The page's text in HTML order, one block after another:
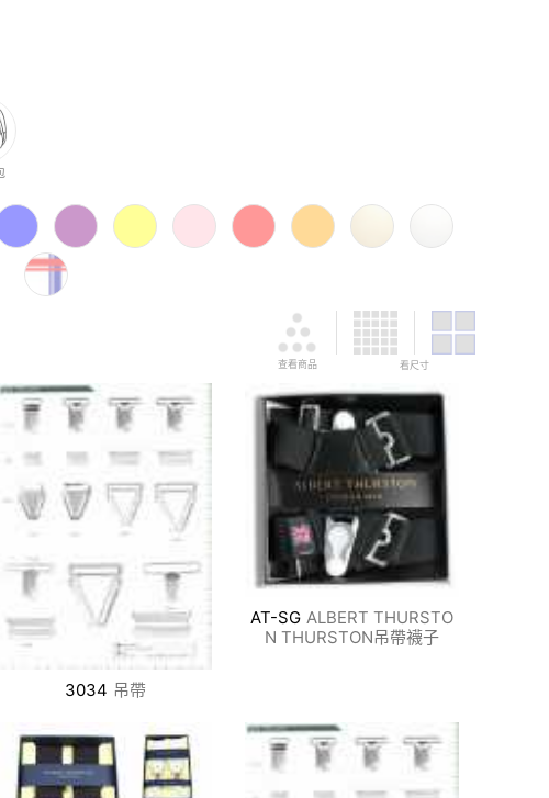
查看商品 看尺寸
3034 吊帶
AT-SG ALBERT THURSTO
N THURSTON吊帶襪子